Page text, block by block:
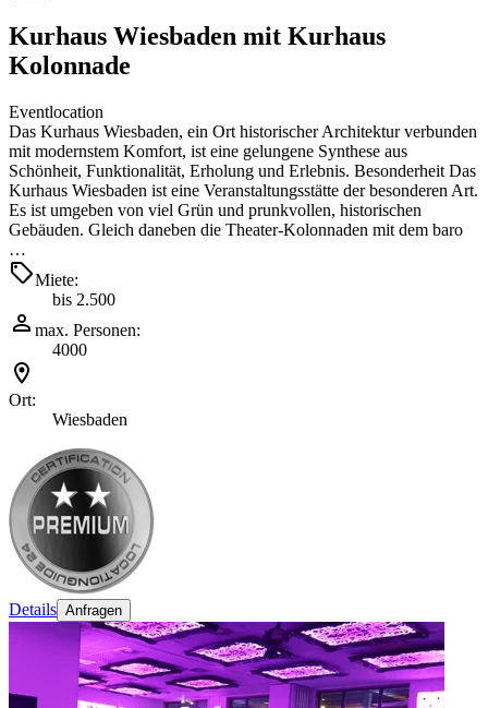
Kurhaus Wiesbaden mit Kurhaus
Kolonnade
Eventlocation
Das Kurhaus Wiesbaden, ein Ort historischer Architektur verbunden
mit modernstem Komfort, ist eine gelungene Synthese aus
Schönheit, Funktionalität, Erholung und Erlebnis. Besonderheit Das
Kurhaus Wiesbaden ist eine Veranstaltungsstätte der besonderen Art.
Es ist umgeben von viel Grün und prunkvollen, historischen
Gebäuden. Gleich daneben die Theater-Kolonnaden mit dem baro
…
Miete:
bis 2.500
max. Personen:
4000
Ort:
Wiesbaden
Details Anfragen